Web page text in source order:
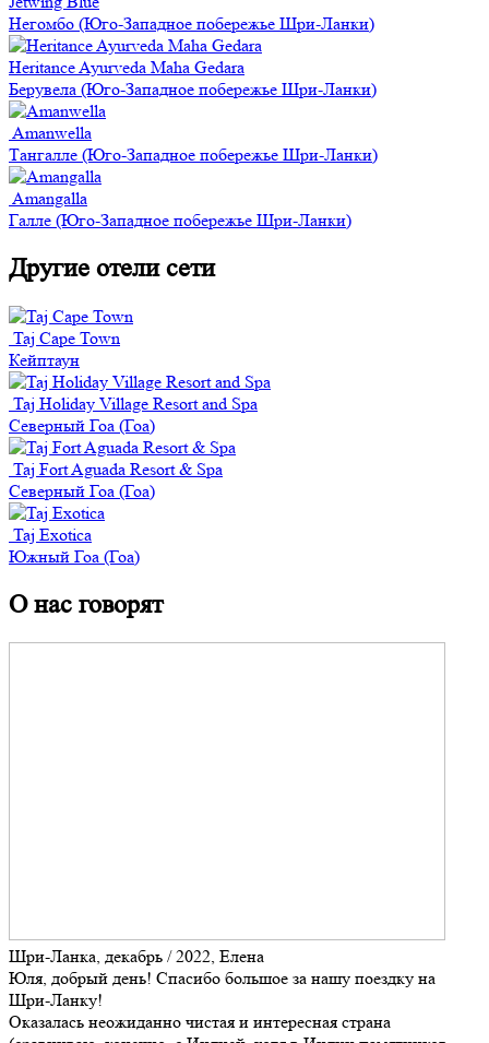
Негомбо (Юго-Западное побережье Шри-Ланки)
Heritance Ayurveda Maha Gedara
Берувела (Юго-Западное побережье Шри-Ланки)
Amanwella
Тангалле (Юго-Западное побережье Шри-Ланки)
Amangalla
Галле (Юго-Западное побережье Шри-Ланки)
Другие отели сети
Taj Cape Town
Кейптаун
Taj Holiday Village Resort and Spa
Северный Гоа (Гоа)
Taj Fort Aguada Resort & Spa
Северный Гоа (Гоа)
Taj Exotica
Южный Гоа (Гоа)
О нас говорят
Шри-Ланка, декабрь / 2022, Елена
Юля, добрый день! Спасибо большое за нашу поездку на
Шри-Ланку!
Оказалась неожиданно чистая и интересная страна